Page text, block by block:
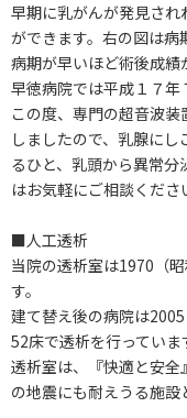
早期に乳がんが発見さ
ができます。右の図は病
病期が早いほど術後成績
早徳病院では平成１７年
この度、専門の超音波
しましたので、乳腺に
るひと、乳頭から異常分
はお気軽にご相談くださ
■人工透析
当院の透析室は1970（
す。
建て替え後の病院は
52床で透析を行っていま
透析室は、『快適と安
の地震にも耐えうる施設